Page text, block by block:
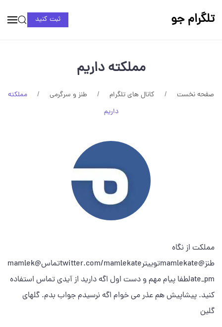
تلگرام جو ثبت کنید
مملکته داریم
صفحه نخست کانال های تلگرام طنز و سرگرمی
مملکته
داریم
مملکت از نگاه
طنز@mamlekateتوییترtwitter.com/mamlekateتماس@mamlek
ate_pmلطفا پیام مهم و دست اول اگه دارید از آیدی تماس استفاده
کنید. پیشاپیش هم عذر می خوام اگه نرسیدم جواب بدم. گلهای
گلین